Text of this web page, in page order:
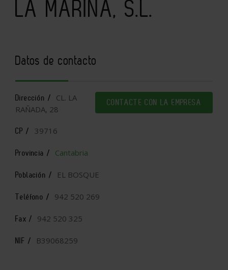
LA MARINA, S.L.
Datos de contacto
CONTACTE CON LA EMPRESA
Dirección /
CL. LA
RAÑADA, 28
CP / 39716
Provincia / Cantabria
Población / EL BOSQUE
Teléfono / 942 520 269
Fax / 942 520 325
NIF / B39068259